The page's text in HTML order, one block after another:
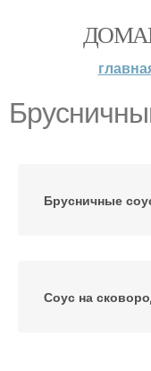
Брусничные
Соус на